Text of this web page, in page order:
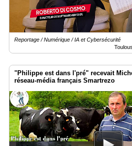
Reportage / Numérique / IA et Cybersécurité
"Philippe est dans l'pré" recevait
réseau-média français Smartrezo